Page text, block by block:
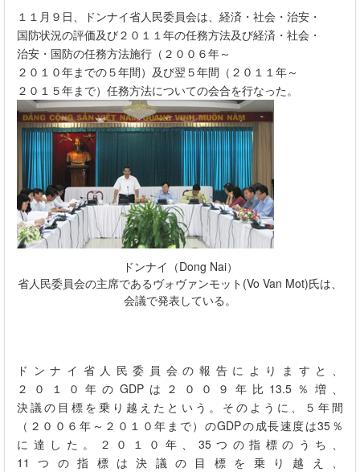
１１月９日、ドンナイ省人民委員会は、経済・社会・治安・
国防状況の評価及び２０１１年の任務方法及び経済・社会・
治安・国防の任務方法施行（２００６年～
２０１０年までの５年間）及び翌５年間（２０１１年～
２０１５年まで）任務方法についての会合を行なった。
ドンナイ（Dong Nai）
省人民委員会の主席であるヴォヴァンモット (Vo Van Mot)氏は、
会議で発表している。
ドンナイ省人民委員会の報告によりますと、
２０１０年の GDPは２００９年比 13.5 ％増、
決議の目標を乗り越えたという。そのように、５年間
（２００６年～２０１０年まで）のGDPの成長速度は35 ％
に達した。２０１０年、 35つの指標のうち、
11
つの指標は決議の目標を乗り越え、